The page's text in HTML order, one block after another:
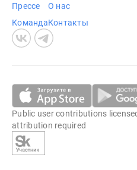
Прессе
Команда
О нас
Контакты
Public user contributions
attribution required